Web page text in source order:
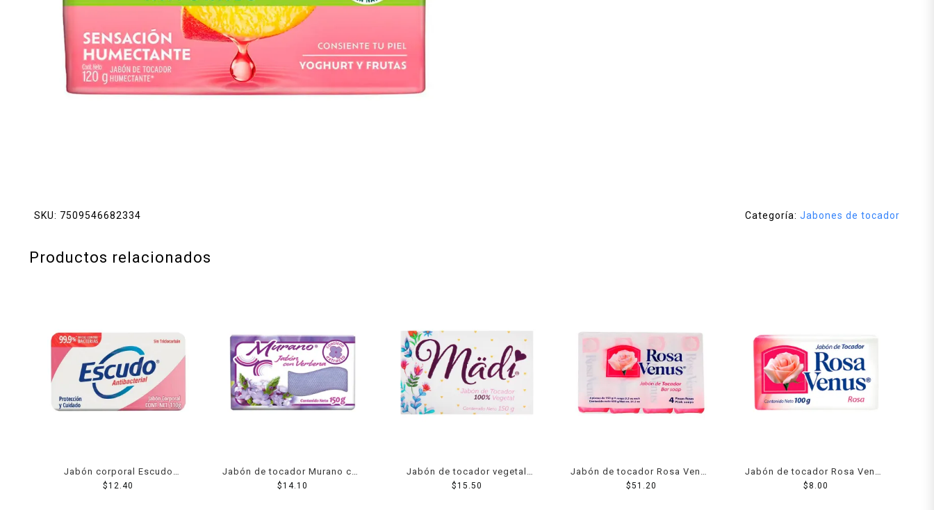
Pan de la casa
Preciasos
Salchichonería
SKU: 7509546682334 Categoría: Jabones de tocador
Productos relacionados
Jabón corporal Escudo
antibacterial protección y
$12.40
Jabón de tocador Murano con
verbena 150 g
$14.10
Jabón de tocador vegetal
Madi 150 g
$15.50
Jabón de tocador Rosa Venus
rosa 4 pack de 150 g c/u
$51.20
Jabón de tocador Rosa Venus
rosa 100 g
$ 8.00